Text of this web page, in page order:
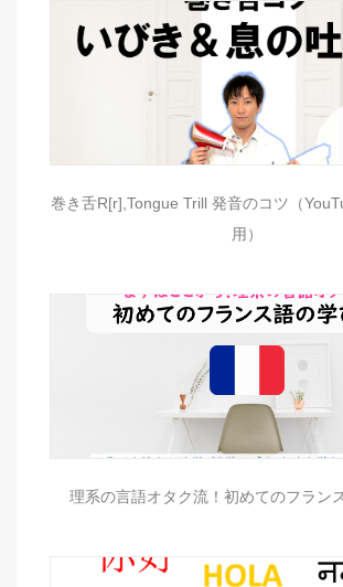
巻き舌R[r],Tongue Trill 発音のコツ（
用）
理系の言語オタク流！初めてのフラン